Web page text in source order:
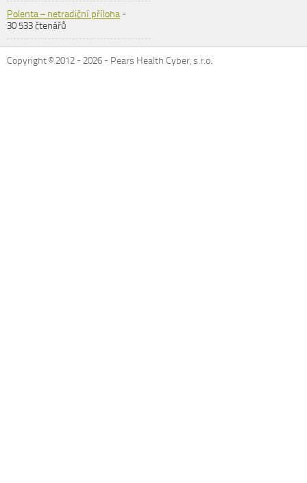
Polenta – netradiční příloha-
30 533 čtenářů
Copyright © 2012 -2026 - Pears Health Cyber, s.r.o.